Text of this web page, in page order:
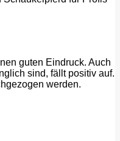
guten Eindruck. Auch
sind, fällt positiv auf.
werden.